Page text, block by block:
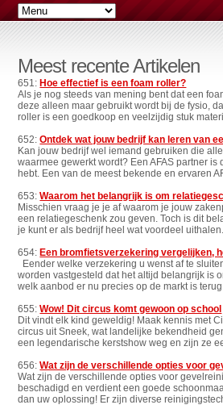
Meest recente Artikelen
651:Hoe effectief is een foam roller?
Als je nog steeds van mening bent dat een
deze alleen maar gebruikt wordt bij de fysio,
roller is een goedkoop en veelzijdig stuk
652:Ontdek wat jouw bedrijf kan leren van
Kan jouw bedrijf wel iemand gebruiken die
waarmee gewerkt wordt? Een AFAS partner is
hebt. Een van de meest bekende en ervaren
653:Waarom het belangrijk is om
Misschien vraag je je af waarom je jouw
een relatiegeschenk zou geven. Toch is dit
je kunt er als bedrijf heel wat voordeel
654:Een bromfietsverzekering vergelijken,
Eender welke verzekering u wenst af te
worden vastgesteld dat het altijd belangrijk is
welk aanbod er nu precies op de markt is terug
655:Wow! Dit circus komt gewoon op school
Dit vindt elk kind geweldig! Maak kennis met
circus uit Sneek, wat landelijke bekendheid
een legendarische kerstshow weg en zijn ze
656:Wat zijn de verschillende opties voor
Wat zijn de verschillende opties voor
beschadigd en verdient een goede
dan uw oplossing! Er zijn diverse